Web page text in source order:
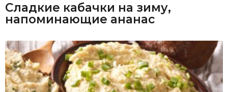
Сладкие кабачки на зиму,
напоминающие ананас